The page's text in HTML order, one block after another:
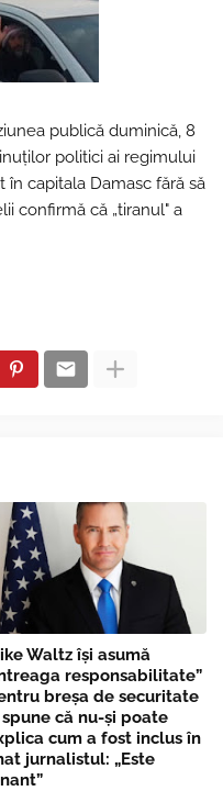
publică duminică, 8
politici ai regimului
în capitala Damasc fără să
confirmă că „tiranul" a
Waltz îşi asumă
responsabilitate”
breşa de securitate
spune că nu-și poate
cum a fost inclus în
jurnalistul: „Este